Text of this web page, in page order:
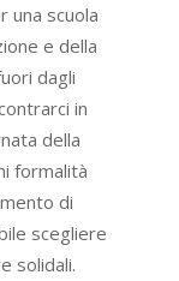
una scuola
e della
dagli
in
della
formalità
di
scegliere
solidali.